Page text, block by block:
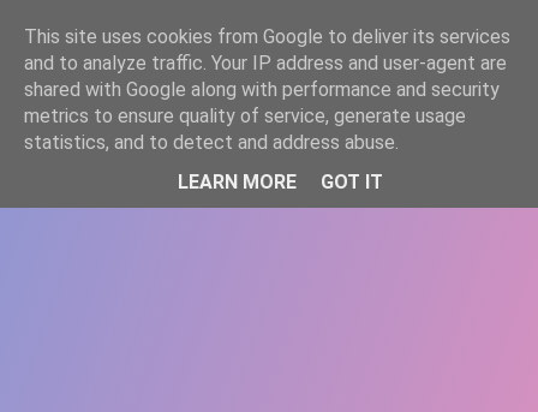
WWW.GAZISTI.RO
This site uses cookies from Google to deliver its services
and to analyze traffic. Your IP address and user-agent are
shared with Google along with performance and security
metrics to ensure quality of service, generate usage
statistics, and to detect and address abuse.
LEARN MORE
GOT IT